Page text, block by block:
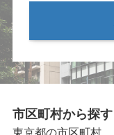
市区町村から探す